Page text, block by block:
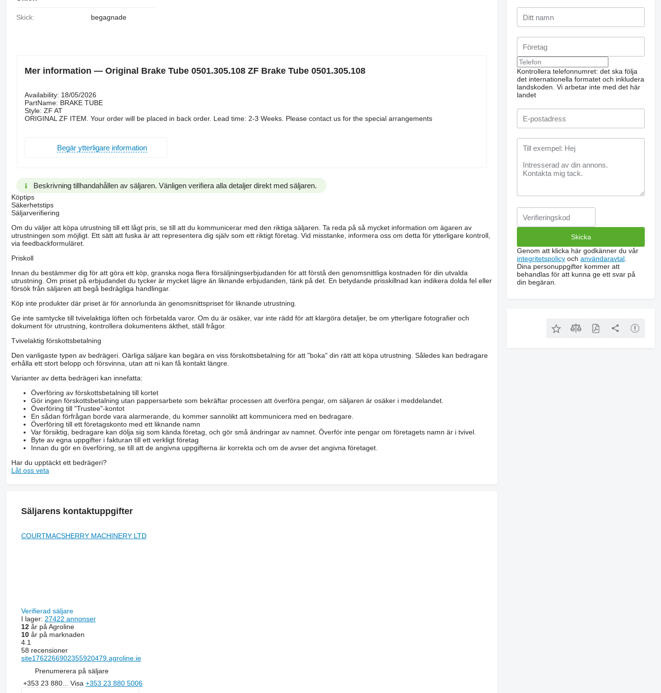
Skick: begagnade
Mer information — Original Brake Tube 0501.305.108 ZF Brake Tube 0501.305.108
Availability: 18/05/2026
PartName: BRAKE TUBE
Style: ZF AT
ORIGINAL ZF ITEM. Your order will be placed in back order. Lead time: 2-3 Weeks. Please contact us for the special arrangements
Begär ytterligare information
Beskrivning tillhandahållen av säljaren. Vänligen verifiera alla detaljer direkt med säljaren.
Köptips
Säkerhetstips
Säljarverifiering
Om du väljer att köpa utrustning till ett lågt pris, se till att du kommunicerar med den riktiga säljaren. Ta reda på så mycket information om ägaren av
utrustningen som möjligt. Ett sätt att fuska är att representera dig själv som ett riktigt företag. Vid misstanke, informera oss om detta för ytterligare kontroll,
via feedbackformuläret.
Priskoll
Innan du bestämmer dig för att göra ett köp, granska noga flera försäljningserbjudanden för att förstå den genomsnittliga kostnaden för din utvalda
utrustning. Om priset på erbjudandet du tycker är mycket lägre än liknande erbjudanden, tänk på det. En betydande prisskillnad kan indikera dolda fel eller
försök från säljaren att begå bedrägliga handlingar.
Köp inte produkter där priset är för annorlunda än genomsnittspriset för liknande utrustning.
Ge inte samtycke till tvivelaktiga löften och förbetalda varor. Om du är osäker, var inte rädd för att klargöra detaljer, be om ytterligare fotografier och
dokument för utrustning, kontrollera dokumentens äkthet, ställ frågor.
Tvivelaktig förskottsbetalning
Den vanligaste typen av bedrägeri. Oärliga säljare kan begära en viss förskottsbetalning för att "boka" din rätt att köpa utrustning. Således kan bedragare
erhålla ett stort belopp och försvinna, utan att ni kan få kontakt längre.
Varianter av detta bedrägeri kan innefatta:
Överföring av förskottsbetalning till kortet
Gör ingen förskottsbetalning utan pappersarbete som bekräftar processen att överföra pengar, om säljaren är osäker i meddelandet.
Överföring till "Trustee"-kontot
En sådan förfrågan borde vara alarmerande, du kommer sannolikt att kommunicera med en bedragare.
Överföring till ett företagskonto med ett liknande namn
Var försiktig, bedragare kan dölja sig som kända företag, och gör små ändringar av namnet. Överför inte pengar om företagets namn är i tvivel.
Byte av egna uppgifter i fakturan till ett verkligt företag
Innan du gör en överföring, se till att de angivna uppgifterna är korrekta och om de avser det angivna företaget.
Har du upptäckt ett bedrägeri?
Låt oss veta
Säljarens kontaktuppgifter
COURTMACSHERRY MACHINERY LTD
Verifierad säljare
I lager: 27422 annonser
12år på Agroline
10år på marknaden
4.1
58 recensioner
site1762266902355920479.agroline.ie
Prenumerera på säljare
+353 23 880... Visa +353 23 880 5006
Kontrollera telefonnumret: det ska följa
det internationella formatet och inkludera
landskoden. Vi arbetar inte med det här
landet
Genom att klicka här godkänner du vår
integritetspolicy ochanvändaravtal
Dina personuppgifter kommer att
behandlas för att kunna ge ett svar på
din begäran.